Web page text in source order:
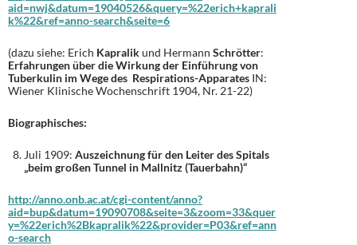
aid=nwj&datum=19040526&query=%22erich+kaprali
k%22&ref=anno-search&seite=6
(dazu siehe: Erich Kapralikund Hermann Schrötter:
Erfahrungen über die Wirkung der Einführung von
Tuberkulin im Wege des Respirations-Apparates IN:
Wiener Klinische Wochenschrift 1904, Nr. 21-22)
Biographisches:
Juli 1909: Auszeichnung für den Leiter des Spitals
„beim großen Tunnel in Mallnitz (Tauerbahn)“
http://anno.onb.ac.at/cgi-content/anno?
aid=bup&datum=19090708&seite=3&zoom=33&quer
y=%22erich%2Bkapralik%22&provider=P03&ref=ann
o-search